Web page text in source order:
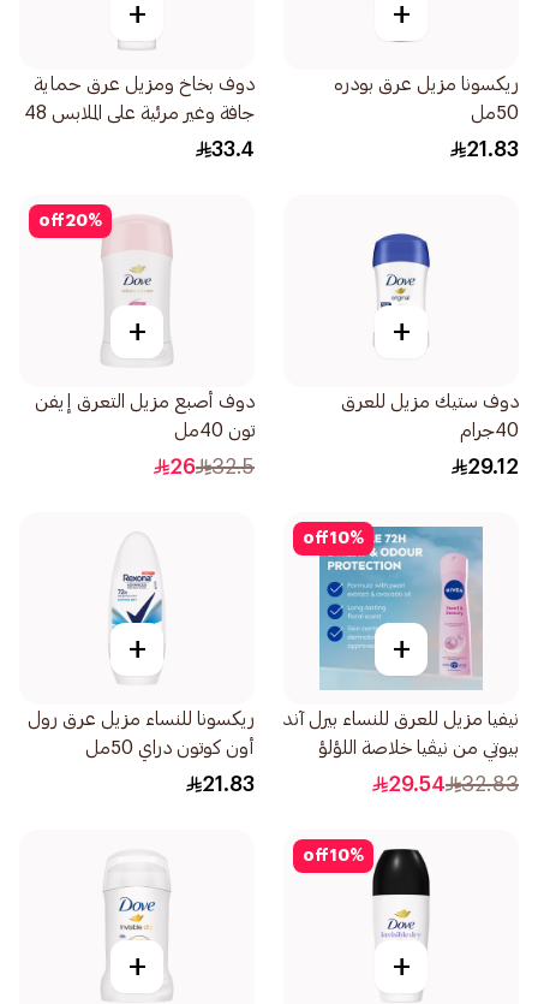
+
ريكسونا مزيل عرق بودره
50مل
21.83
+
دوف بخاخ ومزيل عرق حماية
جافة وغير مرئية على الملابس 48
ساعة 150مل
33.4
+
دوف ستيك مزيل للعرق
40جرام
29.12
20%
off
+
دوف أصبع مزيل التعرق إيفن
تون 40مل
32.5
26
10%
off
+
نيفيا مزيل للعرق للنساء بيرل آند
بيوتي من نيڤيا خلاصة اللؤلؤ
بخاخ 150مل
32.83
29.54
+
ريكسونا للنساء مزيل عرق رول
أون كوتون دراي 50مل
21.83
10%
off
+
+